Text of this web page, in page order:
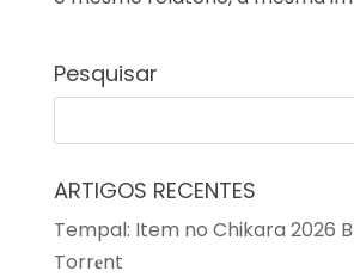
Pesquisar
ARTIGOS RECENTES
Tempal: Item no Chikara 2026
Torr𝐞nt